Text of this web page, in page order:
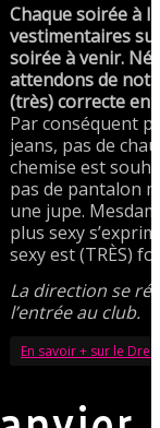
Chaque soirée à
vestimentaires
soirée à venir.
attendons de
(très) correcte en
Par conséquent
jeans, pas de
chemise est
pas de pantalon
une jupe.
plus sexy
sexy est (TRÈS)
La direction se
l’entrée au club.
En savoir + sur le